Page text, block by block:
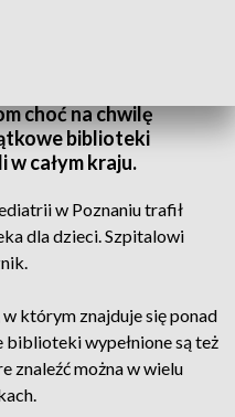
choć na chwilę
biblioteki
całym kraju.
w Poznaniu trafił
dla dzieci. Szpitalowi
którym znajduje się ponad
wypełnione są też
znaleźć można w wielu